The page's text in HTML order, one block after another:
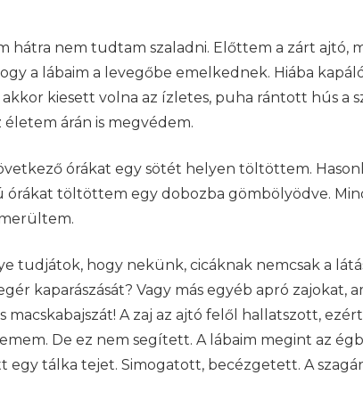
hátra nem tudtam szaladni. Előttem a zárt ajtó,
a lábaim a levegőbe emelkednek. Hiába
kiesett volna az ízletes, puha rántott hús a
árán is megvédem.
órákat egy sötét helyen töltöttem.
órákat töltöttem egy dobozba gömbölyödve.
tudjátok, hogy nekünk, cicáknak nemcsak a
kaparászását? Vagy más egyéb apró zajokat,
macskabajszát! A zaj az ajtó felől hallatszott,
De ez nem segített. A lábaim megint az
tálka tejet. Simogatott, becézgetett. A